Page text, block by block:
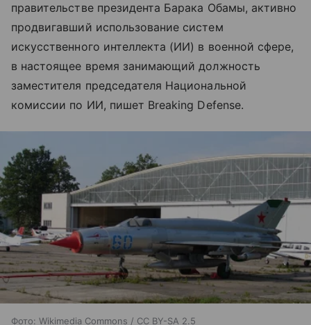
правительстве президента Барака Обамы, активно
продвигавший использование систем
искусственного интеллекта (ИИ) в военной сфере,
в настоящее время занимающий должность
заместителя председателя Национальной
комиссии по ИИ, пишет Breaking Defense.
Фото: Wikimedia Commons / CC BY-SA 2.5